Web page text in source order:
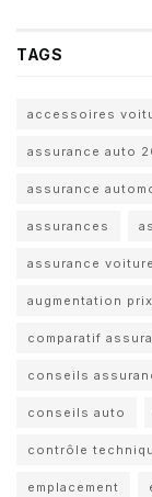
TAGS
accessoires
assurance auto
assurance
assurances
assurance
augmentation
comparatif
conseils
conseils auto
contrôle
emplacement